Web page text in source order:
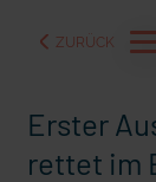
ZURÜCK
Erster
rettet im